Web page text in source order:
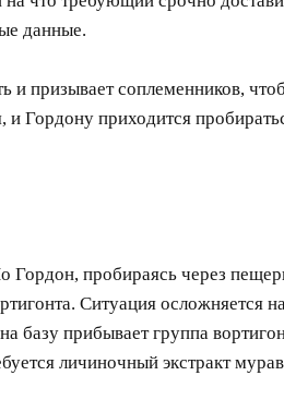
данные.
и призывает соплеменников,
и Гордону приходится
Гордон, пробираясь через
Ситуация осложняется
базу прибывает группа
личиночный экстракт